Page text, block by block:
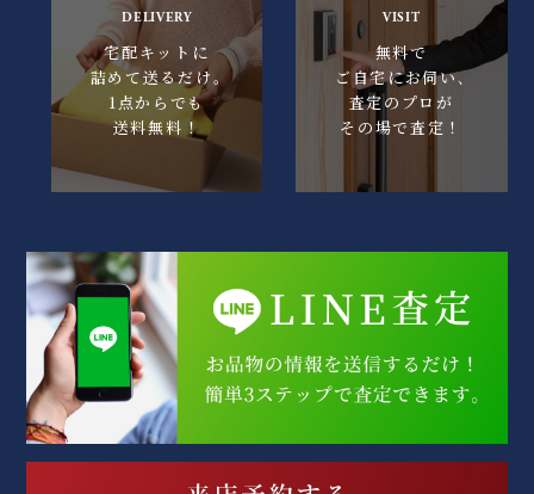
DELIVERY
宅配キットに
詰めて送るだけ｡
1点からでも
送料無料！
VISIT
無料で
ご自宅にお伺い､
査定のプロが
その場で査定！